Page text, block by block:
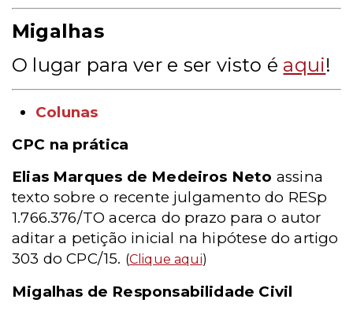
Migalhas
O lugar para ver e ser visto é aqui!
Colunas
CPC na prática
Elias Marques de Medeiros Neto assina
texto sobre o recente julgamento do RESp
1.766.376/TO acerca do prazo para o autor
aditar a petição inicial na hipótese do artigo
303 do CPC/15. (Clique aqui)
Migalhas de Responsabilidade Civil